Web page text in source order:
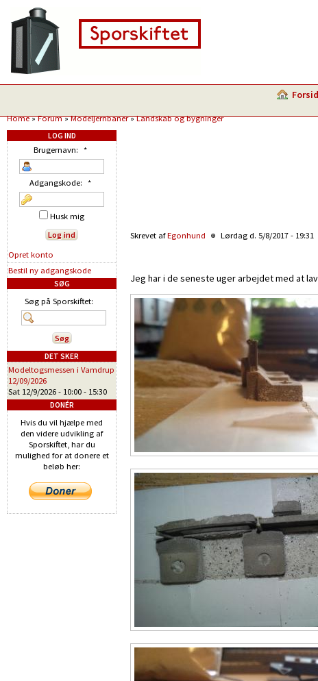
Home»Forum»Modeljernbaner»Landskab og bygninger
Skrevet afEgonhund Lørdag d. 5/8/2017 - 19:31
Jeg har i de seneste uger arbejdet med at
LOG IND
Brugernavn: *
Adgangskode: *
Husk mig
Opret konto
Bestil ny adgangskode
SØG
Søg på Sporskiftet:
DET SKER
Modeltogsmessen i Vamdrup
12/09/2026
Sat 12/9/2026 - 10:00 - 15:30
DONÉR
Hvis du vil hjælpe med
den videre udvikling af
Sporskiftet, har du
mulighed for at donere et
beløb her: